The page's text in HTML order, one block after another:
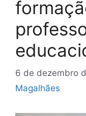
6 de dezembro
Magalhães